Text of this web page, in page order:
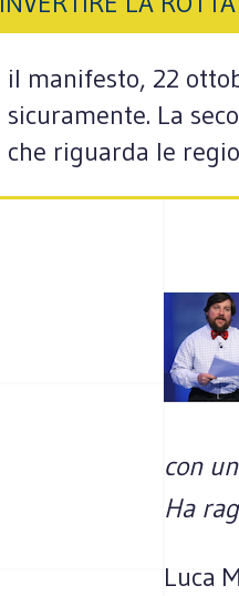
il manifesto, 22
sicuramente. La
che riguarda le
con
Ha
Luca